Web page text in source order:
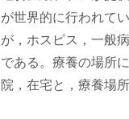
が世界的に行われて
が，ホスピス，一般
である。療養の場所
院，在宅と，療養場